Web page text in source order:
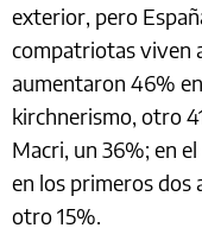
exterior, pero
compatriotas viven
aumentaron 46%
kirchnerismo, otro
Macri, un 36%; en
en los primeros dos
otro 15%.